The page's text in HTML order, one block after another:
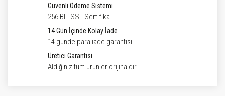
Güvenli Ödeme Sistemi
256 BIT SSL Sertifika
14 Gün İçinde Kolay İade
14 günde para iade garantisi
Üretici Garantisi
Aldığınız tüm ürünler orijinaldir